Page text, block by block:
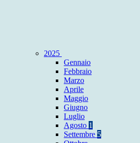
2025
Gennaio
Febbraio
Marzo
Aprile
Maggio
Giugno
Luglio
Agosto 1
Settembre 5